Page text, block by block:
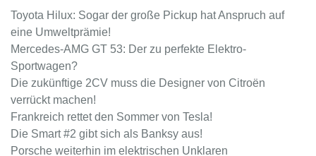
Toyota Hilux: Sogar der große Pickup hat Anspruch auf
eine Umweltprämie!
Mercedes-AMG GT 53: Der zu perfekte Elektro-
Sportwagen?
Die zukünftige 2CV muss die Designer von Citroën
verrückt machen!
Frankreich rettet den Sommer von Tesla!
Die Smart #2 gibt sich als Banksy aus!
Porsche weiterhin im elektrischen Unklaren